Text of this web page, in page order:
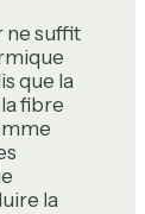
ne suffit
que la
fibre
la